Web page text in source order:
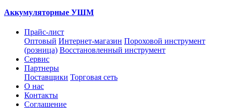
Аккумуляторные УШМ
Прайс-лист
Оптовый Интернет-магазин Пороховой инструмент
(розница) Восстановленный инструмент
Сервис
Партнеры
Поставщики Торговая сеть
О нас
Контакты
Соглашение